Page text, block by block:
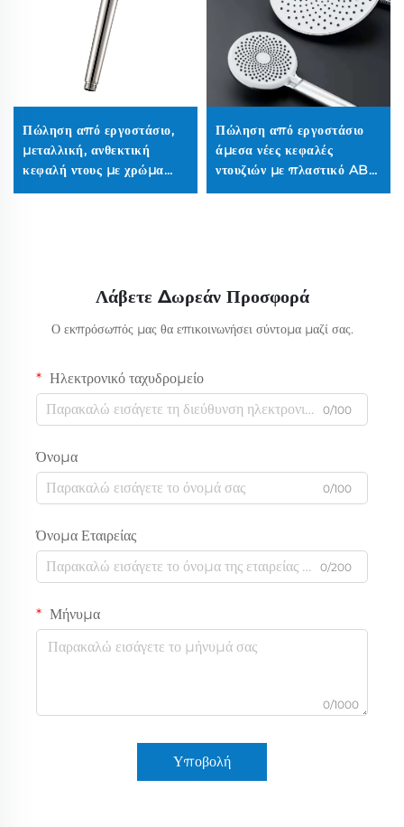
Πώληση από εργοστάσιο,
μεταλλική, ανθεκτική
κεφαλή ντους με χρώμα
brushed nickel, κεφαλές
Πώληση από εργοστάσιο
άμεσα νέες κεφαλές
ντουζιών με πλαστικό ABS
χρωμίου με φορητή βρύση
Λάβετε Δωρεάν Προσφορά
Ο εκπρόσωπός μας θα επικοινωνήσει σύντομα μαζί σας.
Ηλεκτρονικό ταχυδρομείο
0/100
Όνομα
0/100
Όνομα Εταιρείας
0/200
Μήνυμα
0/1000
Υποβολή